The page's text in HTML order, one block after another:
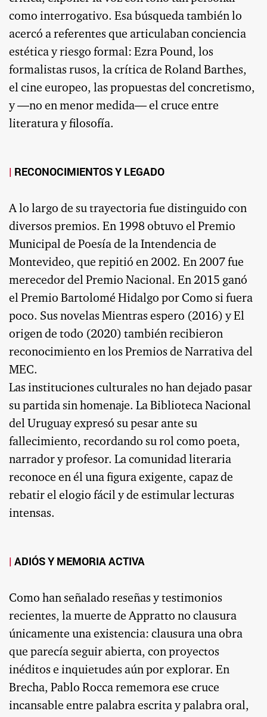
como interrogativo. Esa búsqueda también lo
acercó a referentes que articulaban conciencia
estética y riesgo formal: Ezra Pound, los
formalistas rusos, la crítica de Roland Barthes,
el cine europeo, las propuestas del concretismo,
y —no en menor medida— el cruce entre
literatura y filosofía.
RECONOCIMIENTOS Y LEGADO
A lo largo de su trayectoria fue distinguido con
diversos premios. En 1998 obtuvo el Premio
Municipal de Poesía de la Intendencia de
Montevideo, que repitió en 2002. En 2007 fue
merecedor del Premio Nacional. En 2015 ganó
el Premio Bartolomé Hidalgo por Como si fuera
poco. Sus novelas Mientras espero (2016) y El
origen de todo (2020) también recibieron
reconocimiento en los Premios de Narrativa del
MEC.
Las instituciones culturales no han dejado pasar
su partida sin homenaje. La Biblioteca Nacional
del Uruguay expresó su pesar ante su
fallecimiento, recordando su rol como poeta,
narrador y profesor. La comunidad literaria
reconoce en él una figura exigente, capaz de
rebatir el elogio fácil y de estimular lecturas
intensas.
ADIÓS Y MEMORIA ACTIVA
Como han señalado reseñas y testimonios
recientes, la muerte de Appratto no clausura
únicamente una existencia: clausura una obra
que parecía seguir abierta, con proyectos
inéditos e inquietudes aún por explorar. En
Brecha, Pablo Rocca rememora ese cruce
incansable entre palabra escrita y palabra oral,